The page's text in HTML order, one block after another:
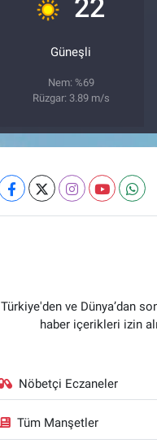
22
Güneşli
Nem: %69
Rüzgar: 3.89 m/s
Türkiye'den ve Dünya’dan
haber içerikleri izin
Nöbetçi Eczaneler
Tüm Manşetler